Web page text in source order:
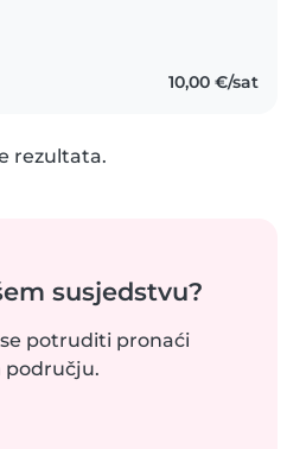
10,00 €/sat
rezultata.
susjedstvu?
potruditi pronaći
području.